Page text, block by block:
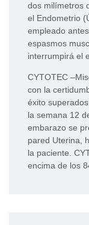
dos milímetros
el Endometrio
empleado
espasmos
interrumpirá el
CYTOTEC
con la
éxito
la semana 12
embarazo se
pared Uterina,
la paciente.
encima de los